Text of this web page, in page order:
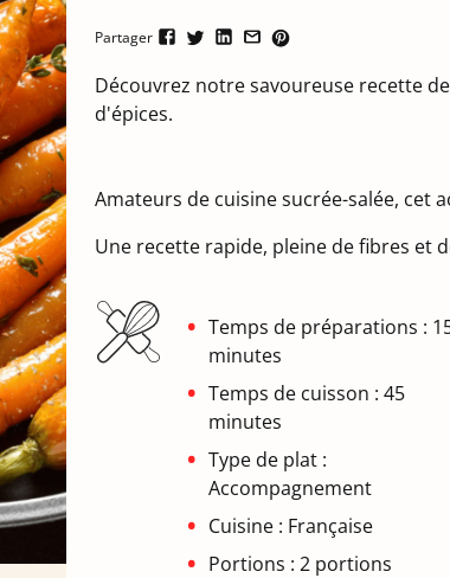
Partager
Découvrez notre savoureuse recette
d'épices.
Amateurs de cuisine sucrée-salée, cet
Une recette rapide, pleine de fibres et
Temps de préparations :
minutes
Temps de cuisson : 45
minutes
Type de plat :
Accompagnement
Cuisine : Française
Portions : 2 portions